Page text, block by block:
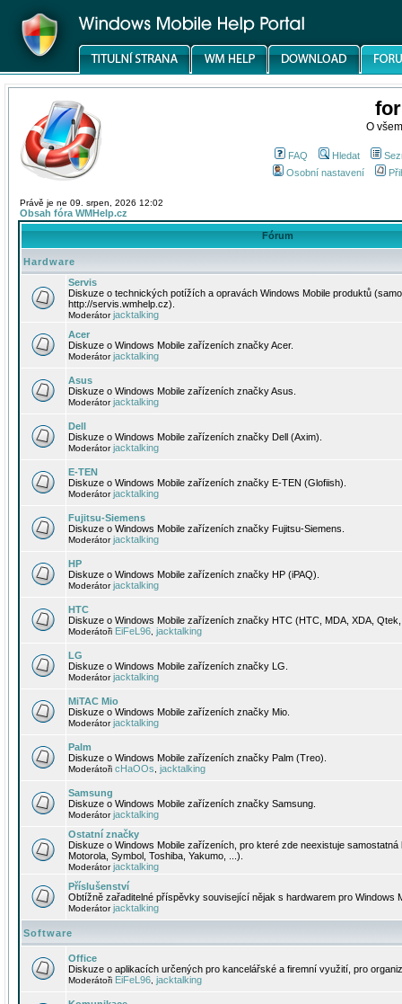
O
FAQ Hledat
Osobní nastavení
Právě je ne 09. srpen, 2026 12:02
Obsah fóra WMHelp.cz
Fórum
Hardware
Servis
Diskuze o technických potížích a opravách Windows Mobile produktů
http://servis.wmhelp.cz).
Moderátorjacktalking
Acer
Diskuze o Windows Mobile zařízeních značky Acer.
Moderátorjacktalking
Asus
Diskuze o Windows Mobile zařízeních značky Asus.
Moderátorjacktalking
Dell
Diskuze o Windows Mobile zařízeních značky Dell (Axim).
Moderátorjacktalking
E-TEN
Diskuze o Windows Mobile zařízeních značky E-TEN (Glofiish).
Moderátorjacktalking
Fujitsu-Siemens
Diskuze o Windows Mobile zařízeních značky Fujitsu-Siemens.
Moderátorjacktalking
HP
Diskuze o Windows Mobile zařízeních značky HP (iPAQ).
Moderátorjacktalking
HTC
Diskuze o Windows Mobile zařízeních značky HTC (HTC, MDA, XDA,
Moderátoři EiFeL96 jacktalking
LG
Diskuze o Windows Mobile zařízeních značky LG.
Moderátorjacktalking
MiTAC Mio
Diskuze o Windows Mobile zařízeních značky Mio.
Moderátorjacktalking
Palm
Diskuze o Windows Mobile zařízeních značky Palm (Treo).
Moderátoři cHaOOs jacktalking
Samsung
Diskuze o Windows Mobile zařízeních značky Samsung.
Moderátorjacktalking
Ostatní značky
Diskuze o Windows Mobile zařízeních, pro které zde neexistuje
Motorola, Symbol, Toshiba, Yakumo, ...).
Moderátorjacktalking
Příslušenství
Obtížně zařaditelné příspěvky související nějak s hardwarem pro Windows
Moderátorjacktalking
Software
Office
Diskuze o aplikacích určených pro kancelářské a firemní využití, pro
Moderátoři EiFeL96 jacktalking